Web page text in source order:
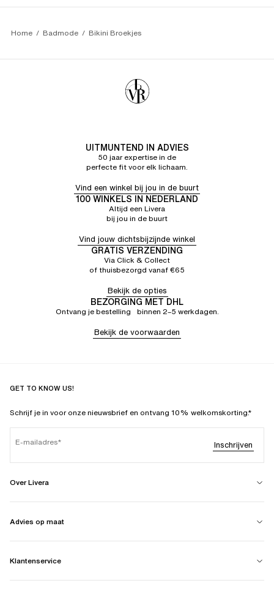
Home Badmode Bikini Broekjes
UITMUNTEND IN ADVIES
50 jaar expertise in de
perfecte fit voor elk lichaam.
Vind een winkel bij jou in de buurt
100 WINKELS IN NEDERLAND
Altijd een Livera
bij jou in de buurt
Vind jouw dichtsbijzijnde winkel
GRATIS VERZENDING
Via Click & Collect
of thuisbezorgd vanaf €65
Bekijk de opties
BEZORGING MET DHL
Ontvang je bestelling binnen 2–5 werkdagen.
Bekijk de voorwaarden
GET TO KNOW US!
Schrijf je in voor onze nieuwsbrief en ontvang 10% welkomskorting.*
E-mailadres Inschrijven
Over Livera
Advies op maat
Klantenservice